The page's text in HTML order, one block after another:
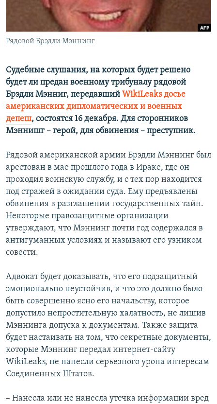
Рядовой Брэдли Мэннинг
Судебные слушания, на которых будет решено
будет ли предан военному трибуналу рядовой
Брэдли Мэнниг, передавший WikiLeaks досье
американских дипломатических и военных
депеш, состоятся 16 декабря. Для сторонников
Мэннишг – герой, для обвинения – преступник.
Рядовой американской армии Брэдли Мэннинг был
арестован в мае прошлого года в Ираке, где он
проходил воинскую службу, и с тех пор находится
под стражей в ожидании суда. Ему предъявлены
обвинения в разглашении государственных тайн.
Некоторые правозащитные организации
утверждают, что Мэннинг почти год содержался в
антигуманных условиях и называют его узником
совести.
Адвокат будет доказывать, что его подзащитный
эмоционально неустойчив, и что это должно было
быть совершенно ясно его начальству, которое
допустило непростительную халатность, не лишив
Мэннинга допуска к документам. Также защита
будет настаивать на том, что секретные документы,
которые Мэннинг передал интернет-сайту
WikiLeaks, не нанесли серьезного урона интересам
Соединенных Штатов.
– Нанесла или не нанесла утечка информации вред